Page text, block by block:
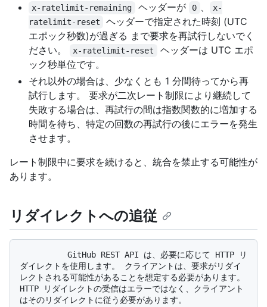
x-ratelimit-remaining ヘッダーが 0
x-
ratelimit-reset
ヘッダーで指定された時刻 (UTC
エポック秒数)が過ぎる まで要求を再試行しないでく
ださい。
x-ratelimit-reset
ヘッダーは UTC エポ
ック秒単位です。
それ以外の場合は、少なくとも 1 分間待ってから再
試行します。 要求が二次レート制限により継続して
失敗する場合は、再試行の間は指数関数的に増加する
時間を待ち、特定の回数の再試行の後にエラーを発生
させます。
レート制限中に要求を続けると、統合を禁止する可能性が
あります。
リダイレクトへの追従
ダイレクトを使用します。 クライアントは、要求がリダイ
レクトされる可能性があることを想定する必要があります。
HTTP リダイレクトの受信はエラーではなく、クライアント
はそのリダイレクトに従う必要があります。